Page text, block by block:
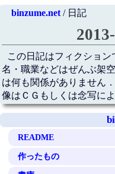
binzume.net/ 日記
この日記はフィクショ
名・職業などはぜんぶ架
は何も関係がありません
像はＣＧもしくは念写に
README
作ったもの